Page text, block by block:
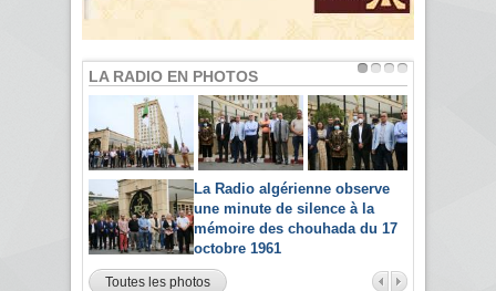
LA RADIO EN PHOTOS
La Radio algérienne observe
une minute de silence à la
mémoire des chouhada du 17
octobre 1961
Toutes les photos